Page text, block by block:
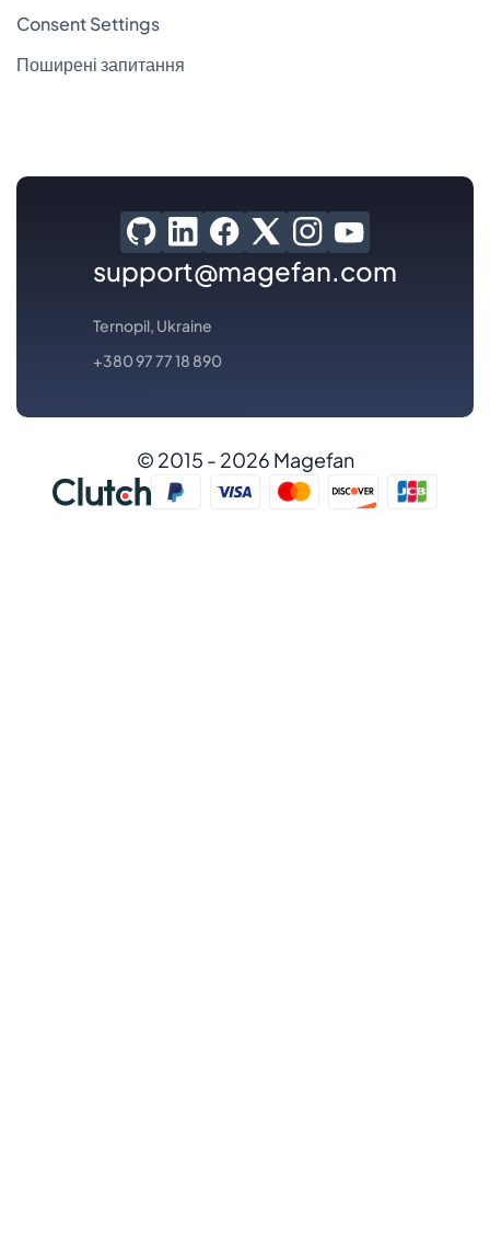
Consent Settings
Поширені запитання
support@magefan.com
Ternopil, Ukraine
+380 97 77 18 890
© 2015 - 2026 Magefan